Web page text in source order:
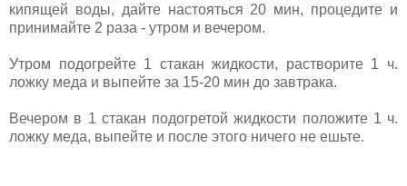
кипящей воды, дайте настояться 20 мин, процедите и
принимайте 2 раза - утром и вечером.
Утром подогрейте 1 стакан жидкости, растворите 1 ч.
ложку меда и выпейте за 15-20 мин до завтрака.
Вечером в 1 стакан подогретой жидкости положите 1 ч.
ложку меда, выпейте и после этого ничего не ешьте.